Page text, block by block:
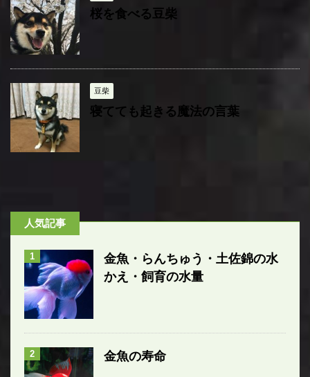
桜を食べる豆柴
豆柴
寝てても起きる魔法の言葉
人気記事
1
金魚・らんちゅう・土佐錦の水
かえ・飼育の水量
2 金魚の寿命